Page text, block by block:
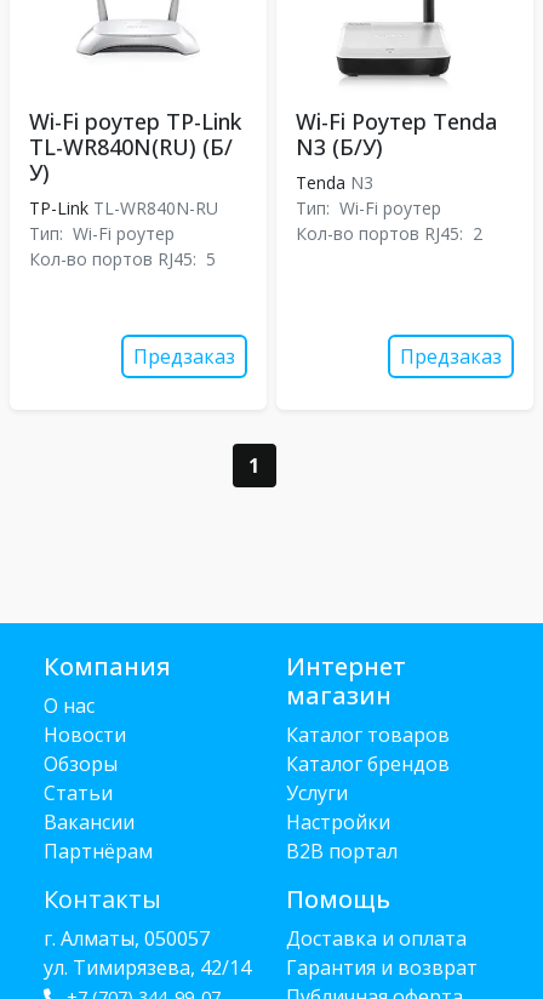
Wi-Fi роутер TP-Link
TL-WR840N(RU) (Б/
У)
TP-Link TL-WR840N-RU
Тип: Wi-Fi роутер
Кол-во портов RJ45: 5
Предзаказ
Wi-Fi Роутер Tenda
N3 (Б/У)
Tenda N3
Тип: Wi-Fi роутер
Кол-во портов RJ45: 2
Предзаказ
1
Компания
О нас
Новости
Обзоры
Статьи
Вакансии
Партнёрам
Контакты
г. Алматы, 050057
ул. Тимирязева, 42/14
Интернет
магазин
Каталог товаров
Каталог брендов
Услуги
Настройки
B2B портал
Помощь
Доставка и оплата
Гарантия и возврат